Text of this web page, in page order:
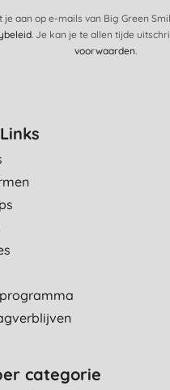
je aan op e-mails van Big Green
. Je kan je te allen tijde
voorwaarden.
categorie